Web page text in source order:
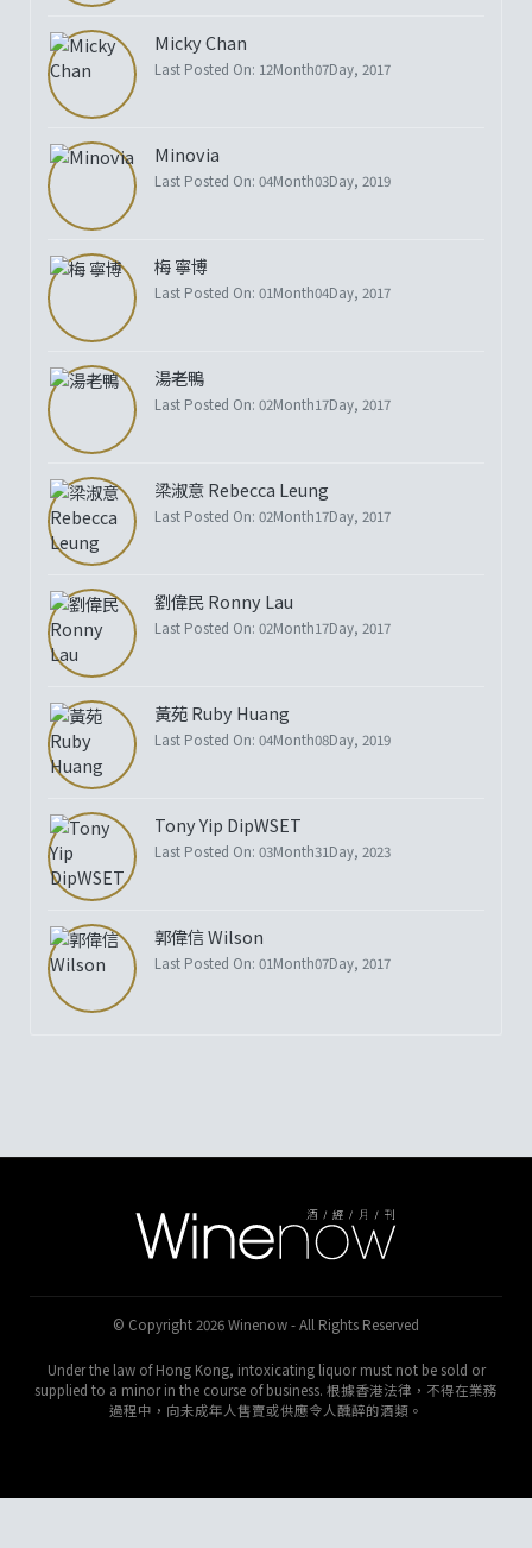
Micky Chan
Last Posted On: 12Month07Day, 2017
Minovia
Last Posted On: 04Month03Day, 2019
梅 寧博
Last Posted On: 01Month04Day, 2017
湯老鴨
Last Posted On: 02Month17Day, 2017
梁淑意 Rebecca Leung
Last Posted On: 02Month17Day, 2017
劉偉民 Ronny Lau
Last Posted On: 02Month17Day, 2017
黃苑 Ruby Huang
Last Posted On: 04Month08Day, 2019
Tony Yip DipWSET
Last Posted On: 03Month31Day, 2023
郭偉信 Wilson
Last Posted On: 01Month07Day, 2017
© Copyright 2026 Winenow - All Rights Reserved
Under the law of Hong Kong, intoxicating liquor must not be sold or
supplied to a minor in the course of business. 根據香港法律，不得在業務
過程中，向未成年人售賣或供應令人醺醉的酒類。